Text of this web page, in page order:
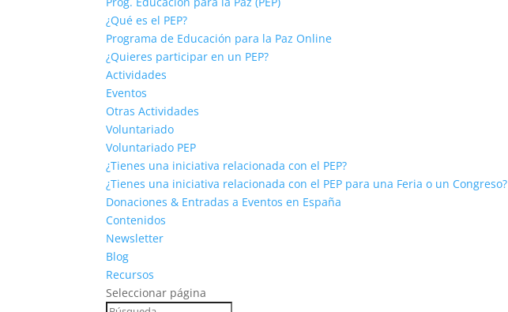
¿Qué es el PEP?
Programa de Educación para la Paz Online
¿Quieres participar en un PEP?
Actividades
Eventos
Otras Actividades
Voluntariado
Voluntariado PEP
¿Tienes una iniciativa relacionada con el PEP?
¿Tienes una iniciativa relacionada con el PEP para una Feria o un Congreso?
Donaciones & Entradas a Eventos en España
Contenidos
Newsletter
Blog
Recursos
Seleccionar página